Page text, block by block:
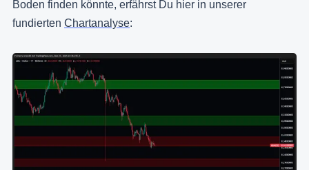
Boden finden könnte, erfährst Du hier in unserer
fundierten Chartanalyse: